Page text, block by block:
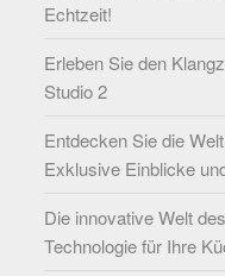
Echtzeit!
Erleben Sie den
Studio 2
Entdecken Sie die
Exklusive Einblicke
Die innovative Welt
Technologie für Ihre